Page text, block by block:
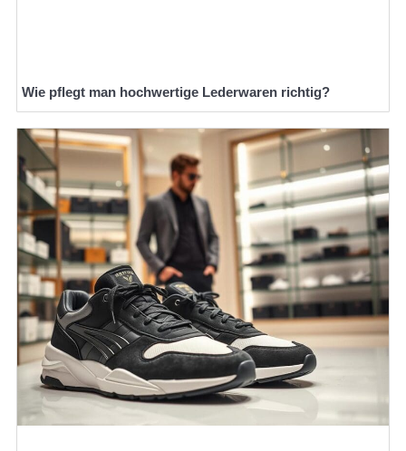
Wie pflegt man hochwertige Lederwaren richtig?